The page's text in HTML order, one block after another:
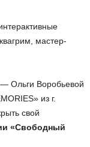
мастер-
Ольги Воробьевой
из г.
свой
«Свободный